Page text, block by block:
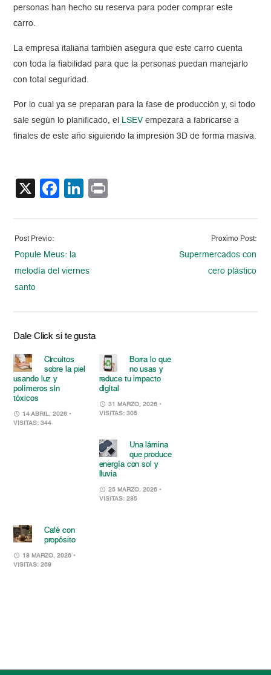
personas han hecho su reserva para poder comprar este
carro.
La empresa italiana también asegura que este carro cuenta
con toda la fiabilidad para que la personas puedan manejarlo
con total seguridad.
Por lo cual ya se preparan para la fase de producción y, si todo
sale según lo planificado, el
LSEV empezará a fabricarse a
finales de este año siguiendo la impresión 3D de forma masiva.
X Facebook
LinkedIn
Post Previo:
Popule Meus: la
melodía del viernes
santo
Proximo Post:
Supermercados con
cero plástico
Dale Click si te gusta
Circuitos
sobre la piel
usando luz y
polímeros sin
tóxicos
14 ABRIL, 2026 •
VISITAS: 344
Borra lo que
no usas y
reduce tu impacto
digital
31 MARZO, 2026 •
VISITAS: 305
Una lámina
que produce
energía con sol y
lluvia
25 MARZO, 2026 •
VISITAS: 285
Café con
propósito
18 MARZO, 2026 •
VISITAS: 269